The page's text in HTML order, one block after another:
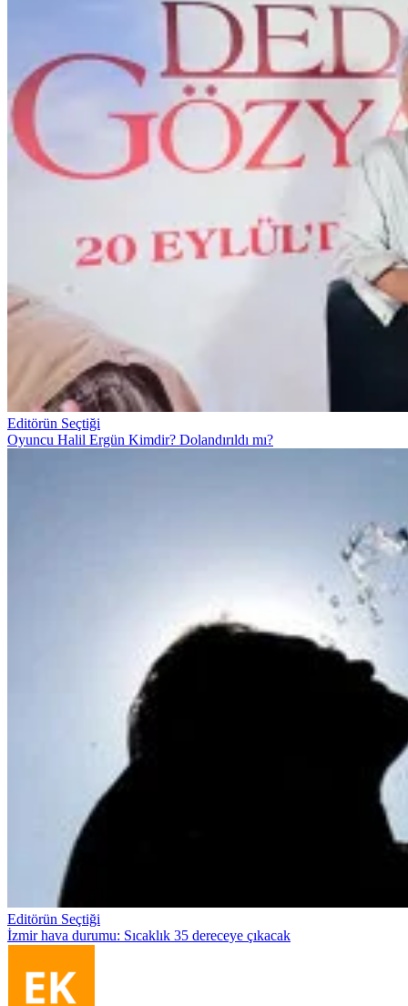
Editörün Seçtiği
Oyuncu Halil Ergün Kimdir? Dolandırıldı mı?
Editörün Seçtiği
İzmir hava durumu: Sıcaklık 35 dereceye çıkacak